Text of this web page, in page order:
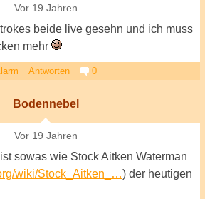
Vor 19 Jahren
beide live gesehn und ich muss
mehr
Antworten 0
Bodennebel
Vor 19 Jahren
sowas wie Stock Aitken Waterman
wiki/Stock_Aitken_…) der heutigen